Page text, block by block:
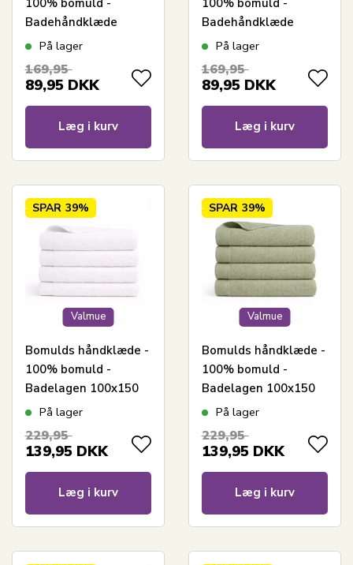
Badehåndklæde
70x140 cm - Valmue -
På lager
169,95
89,95 DKK
Læg i kurv
Badehåndklæde
70x140 cm - Valmue -
På lager
169,95
89,95 DKK
Læg i kurv
Valmue
SPAR 39%
Bomulds håndklæde -
100% bomuld -
Badelagen 100x150
cm - Valmue - Hvid
På lager
229,95
139,95 DKK
Læg i kurv
Valmue
SPAR 39%
Bomulds håndklæde -
100% bomuld -
Badelagen 100x150
cm - Valmue -
På lager
229,95
139,95 DKK
Læg i kurv